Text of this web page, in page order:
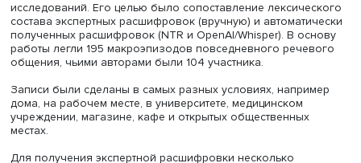
В 2007 году сотрудниками филологического
Санкт-Петербургского госуниверситета при поддержке
была начата работа над звуковым корпусом «Один
день» (другое название — «Один день с диктофоном на
которая позволила бы общаться с компьютером на
машине языке. Задача корпуса — использование
24-часовой записи, что позволяет получить на выходе
максимально естественную речь человека в условиях
повседневного общения.